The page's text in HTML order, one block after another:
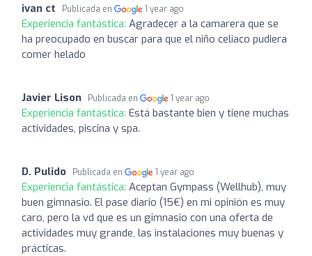
ivan ct Publicada en 1 year ago
Experiencia fantástica: Agradecer a la camarera que se
ha preocupado en buscar para que el niño celiaco pudiera
comer helado
Javier Lison Publicada en 1 year ago
Experiencia fantástica: Está bastante bien y tiene muchas
actividades, piscina y spa.
D. Pulido Publicada en 1 year ago
Experiencia fantástica: Aceptan Gympass (Wellhub), muy
buen gimnasio. El pase diario (15€) en mi opinión es muy
caro, pero la vd que es un gimnasio con una oferta de
actividades muy grande, las instalaciones muy buenas y
prácticas.